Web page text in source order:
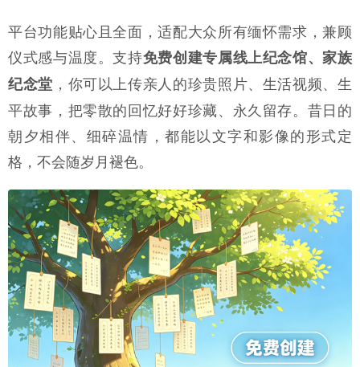
平台功能贴心且全面，适配大众所有缅怀需求，兼顾
仪式感与温度。支持免费创建专属线上纪念馆、家族
纪念堂 ，你可以上传亲人的珍贵照片、生活视频、生
平故事，把零散的回忆好好珍藏、永久留存。昔日的
朝夕相伴、细碎温情，都能以文字和影像的形式定
格，不会随岁月褪色。